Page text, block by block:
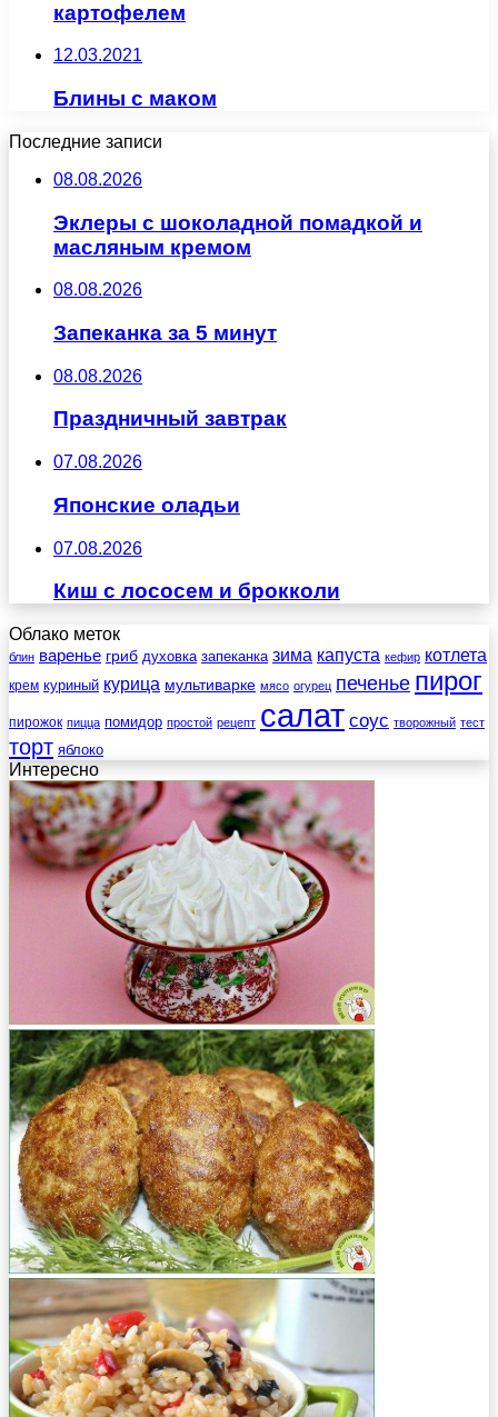
картофелем
12.03.2021
Блины с маком
Последние записи
08.08.2026
Эклеры с шоколадной помадкой и
масляным кремом
08.08.2026
Запеканка за 5 минут
08.08.2026
Праздничный завтрак
07.08.2026
Японские оладьи
07.08.2026
Киш с лососем и брокколи
Облако меток
блин варенье гриб духовка запеканка зима капуста кефир котлета
крем куриный курица мультиварке мясо огурец печенье пирог
пирожок пицца помидор простой рецепт салат соус творожный тест
торт яблоко
Интересно